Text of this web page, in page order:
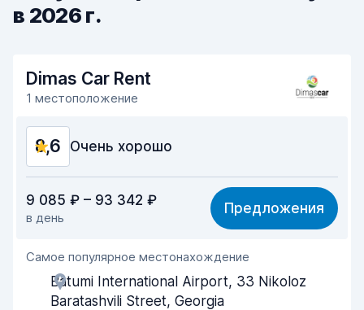
в 2026 г.
Dimas Car Rent
1 местоположение
8,6 Очень хорошо
8,9
Простота поиска 8,2
Помощь агентов
Скорость получения
9 085 ₽ – 93 342 ₽
в день
Предложения
Самое популярное местонахождение
Batumi International Airport, 33 Nikoloz
Baratashvili Street, Georgia